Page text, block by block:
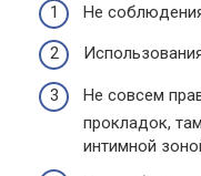
Не
Не совсем
прокладок,
интимной